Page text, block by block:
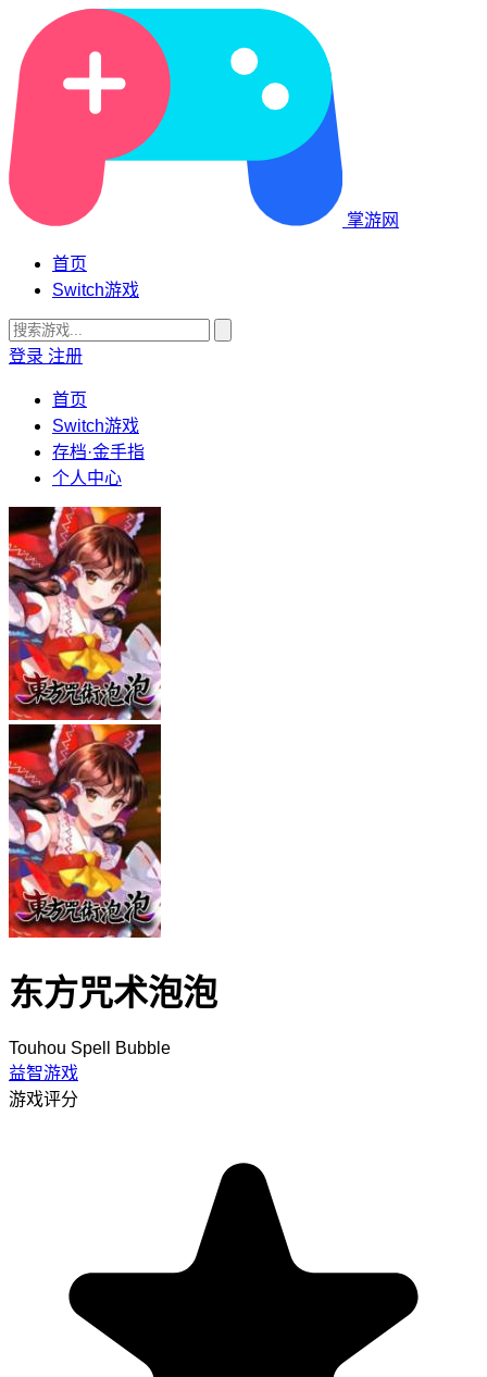
掌游网
首页
Switch游戏
登录 注册
首页
Switch游戏
存档·金手指
个人中心
东方咒术泡泡
Touhou Spell Bubble
益智游戏
游戏评分